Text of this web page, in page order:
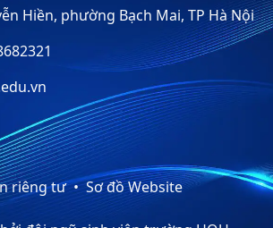
Hiền, phường Bạch Mai, TP Hà Nội
riêng tư Sơ đồ Website